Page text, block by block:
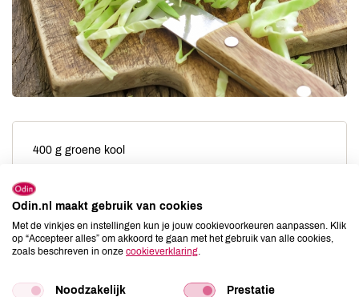
400 g groene kool
1 peer
100 g dobbelsteentjes spek
1 teen knoflook
1 à 2 cm verse gember of 1/2 tl gemberpoeder
Odin.nl maakt gebruik van cookies
Met de vinkjes en instellingen kun je jouw cookievoorkeuren aanpassen. Klik
op “Accepteer alles” om akkoord te gaan met het gebruik van alle cookies,
zoals beschreven in onze cookieverklaring
Noodzakelijk Prestatie